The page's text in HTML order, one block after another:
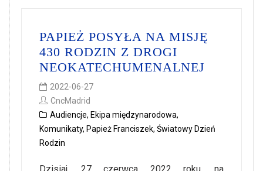
PAPIEŻ POSYŁA NA MISJĘ
430 RODZIN Z DROGI
NEOKATECHUMENALNEJ
2022-06-27
CncMadrid
Audiencje, Ekipa międzynarodowa,
Komunikaty, Papież Franciszek, Światowy Dzień
Rodzin